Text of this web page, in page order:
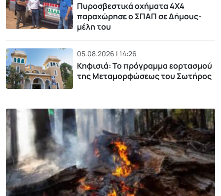
Πυροσβεστικά οχήματα 4Χ4
παραχώρησε ο ΣΠΑΠ σε Δήμους-
μέλη του
05.08.2026 | 14:26
Κηφισιά: Το πρόγραμμα εορτασμού
της Μεταμορφώσεως του Σωτήρος